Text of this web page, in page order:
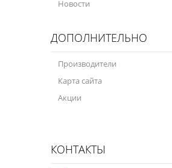
Новости
ДОПОЛНИТЕЛЬНО
Производители
Карта сайта
Акции
КОНТАКТЫ